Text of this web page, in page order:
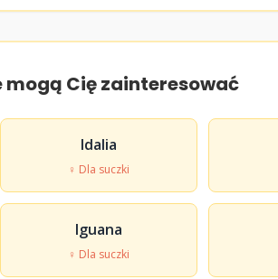
Cię zainteresować
Idalia
♀ Dla suczki
Iguana
♀ Dla suczki